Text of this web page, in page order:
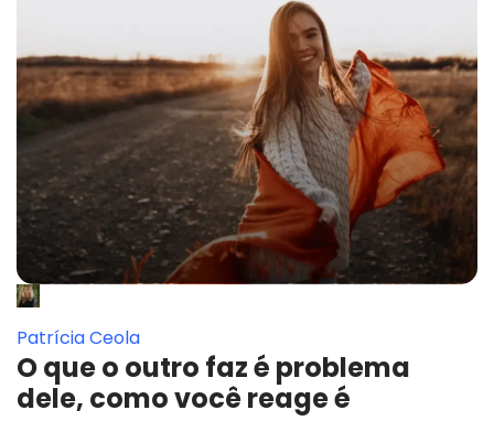
Patrícia Ceola
O que o outro faz é problema
dele, como você reage é